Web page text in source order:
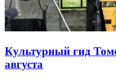
Культурный гид
августа